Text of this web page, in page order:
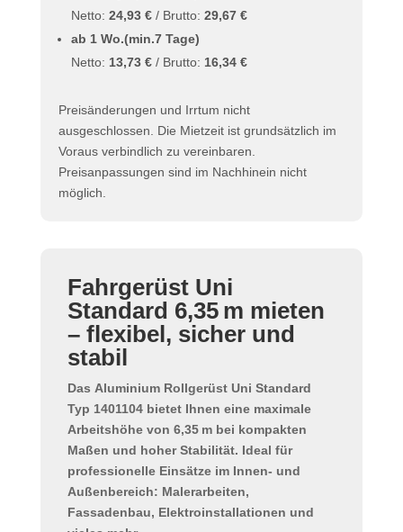
Netto: 24,93 €/ Brutto: 29,67 €
ab 1 Wo.(min.7 Tage)
Netto: 13,73 €/ Brutto: 16,34 €
Preisänderungen und Irrtum nicht
ausgeschlossen. Die Mietzeit ist grundsätzlich im
Voraus verbindlich zu vereinbaren.
Preisanpassungen sind im Nachhinein nicht
möglich.
Fahrgerüst Uni
Standard 6,35 m mieten
– flexibel, sicher und
stabil
Das Aluminium Rollgerüst Uni Standard
Typ 1401104bietet Ihnen eine maximale
Arbeitshöhe von 6,35 mbei kompakten
Maßen und hoher Stabilität. Ideal für
professionelle Einsätze im Innen- und
Außenbereich: Malerarbeiten,
Fassadenbau, Elektroinstallationen und